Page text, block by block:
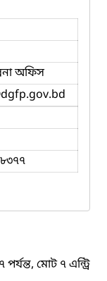
অফিস
মোট ৭ এন্ট্রি